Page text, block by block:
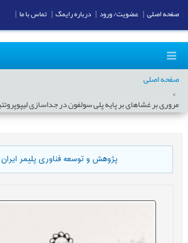
صفحه اصلی
مروری بر غشاهای بر پایه پلی سولفون در جداسازی
پژوهش و توسعه فناوری پلیمر ایران
صفحه اصلی عضویت/ ورود درباره رایمگ تماس با ما